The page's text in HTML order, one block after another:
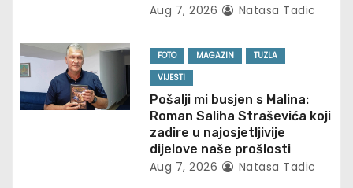
t
i
Aug 7, 2026 Natasa Tadic
FOTO MAGAZIN
TUZLA
VIJESTI
Pošalji mi busjen s Malina:
Roman Saliha Straševića koji
zadire u najosjetljivije
dijelove naše prošlosti
Aug 7, 2026 Natasa Tadic